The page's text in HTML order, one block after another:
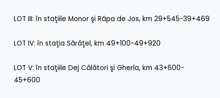
LOT III: în staţiile Monor şi Râpa de Jos, km 29+545-39+469
LOT IV: în staţia Sărăţel, km 49+100-49+920
LOT V: în staţiile Dej Călători şi Gherla, km 43+600-
45+600